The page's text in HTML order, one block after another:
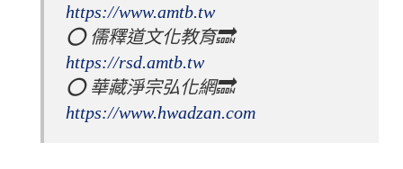
https://www.amtb.tw
⭕️ 儒釋道文化教育🔜
https://rsd.amtb.tw
⭕️ 華藏淨宗弘化網🔜
https://www.hwadzan.com